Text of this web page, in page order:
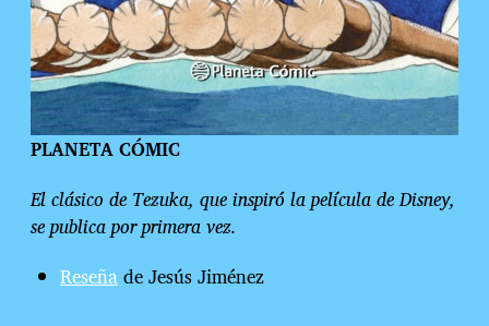
PLANETA CÓMIC
El clásico de Tezuka, que inspiró la película de Disney,
se publica por primera vez.
Reseñade Jesús Jiménez